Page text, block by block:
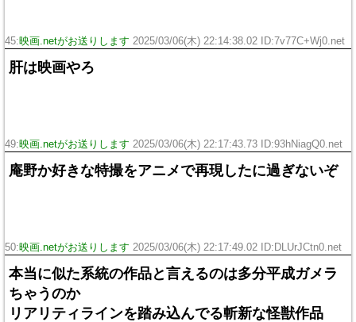
45:映画.netがお送りします 2025/03/06(木) 22:14:38.02 ID:7v77C+Wj0.net
肝は映画やろ
49:映画.netがお送りします 2025/03/06(木) 22:17:43.73 ID:93hNiagQ0.net
庵野か好きな特撮をアニメで再現したに過ぎないぞ
50:映画.netがお送りします 2025/03/06(木) 22:17:49.02 ID:DLUrJCtn0.net
本当に似た系統の作品と言えるのは多分平成ガメラ
ちゃうのか
リアリティラインを踏み込んでる斬新な怪獣作品